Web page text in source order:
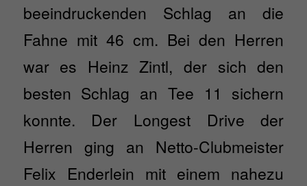
beeindruckenden Schlag an die
Fahne mit 46 cm. Bei den Herren
war es Heinz Zintl, der sich den
besten Schlag an Tee 11 sichern
konnte. Der Longest Drive der
Herren ging an Netto-Clubmeister
Felix Enderlein mit einem nahezu